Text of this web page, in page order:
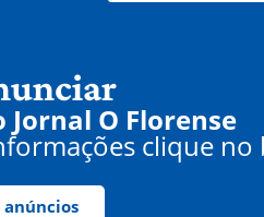
Jornal O Florense
clique no
anúncios